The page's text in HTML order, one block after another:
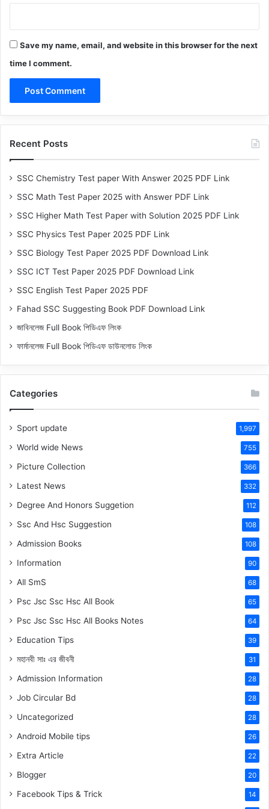
Save my name, email, and website in this browser for the next
time I comment.
Recent Posts
SSC Chemistry Test paper With Answer 2025 PDF Link
SSC Math Test Paper 2025 with Answer PDF Link
SSC Higher Math Test Paper with Solution 2025 PDF Link
SSC Physics Test Paper 2025 PDF Link
SSC Biology Test Paper 2025 PDF Download Link
SSC ICT Test Paper 2025 PDF Download Link
SSC English Test Paper 2025 PDF
Fahad SSC Suggesting Book PDF Download Link
জাবিনলেজ Full Book পিডিএফ লিংক
ফার্মানলেজ Full Book পিডিএফ ডাউনলোড লিংক
Categories
Sport update 1,997
World wide News 755
Picture Collection 366
Latest News 332
Degree And Honors Suggetion 112
Ssc And Hsc Suggestion 108
Admission Books 108
Information 90
All SmS 68
Psc Jsc Ssc Hsc All Book 65
Psc Jsc Ssc Hsc All Books Notes 64
Education Tips 39
মহানবী সাঃ এর জীবনী 31
Admission Information 28
Job Circular Bd 28
Uncategorized 28
Android Mobile tips 26
Extra Article 22
Blogger 20
Facebook Tips & Trick 14